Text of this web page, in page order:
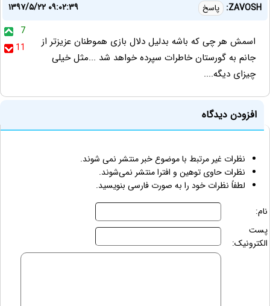
ZAVOSH: پاسخ
۱۳۹۷/۵/۲۲ ۰۹:۰۲:۳۹
7
11
اسمش هر چی که باشه بدلیل دلال بازی هموطنان عزیزتر از
جانم به گورستان خاطرات سپرده خواهد شد ...مثل خیلی
چیزای دیگه....
افزودن دیدگاه
نظرات غیر مرتبط با موضوع خبر منتشر نمی شوند.
نظرات حاوی توهین و افترا منتشر نمی‌شوند.
لطفاً نظرات خود را به صورت فارسی بنویسید.
نام:
پست
الکترونیک: